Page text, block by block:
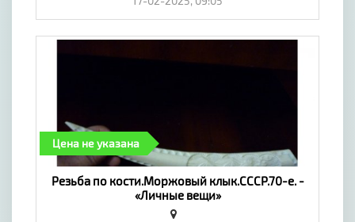
Цена не указана
Резьба по кости.Моржовый клык.СССР.70-е. -
«Личные вещи»